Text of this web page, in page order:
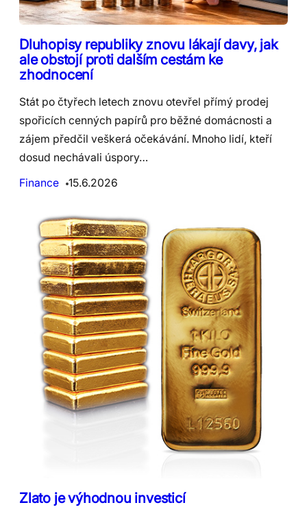
Dluhopisy republiky znovu lákají davy, jak
ale obstojí proti dalším cestám ke
zhodnocení
Stát po čtyřech letech znovu otevřel přímý prodej
spořicích cenných papírů pro běžné domácnosti a
zájem předčil veškerá očekávání. Mnoho lidí, kteří
dosud nechávali úspory…
Finance
15.6.2026
Zlato je výhodnou investicí